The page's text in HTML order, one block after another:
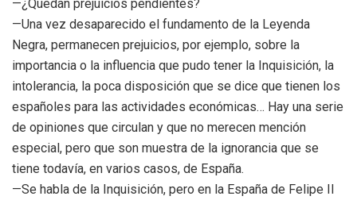
—¿Quedan prejuicios pendientes?
—Una vez desaparecido el fundamento de la Leyenda
Negra, permanecen prejuicios, por ejemplo, sobre la
importancia o la influencia que pudo tener la Inquisición, la
intolerancia, la poca disposición que se dice que tienen los
españoles para las actividades económicas… Hay una serie
de opiniones que circulan y que no merecen mención
especial, pero que son muestra de la ignorancia que se
tiene todavía, en varios casos, de España.
—Se habla de la Inquisición, pero en la España de Felipe II